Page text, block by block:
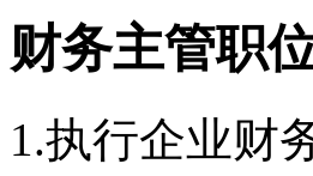
财务主管职
1.执行企业财